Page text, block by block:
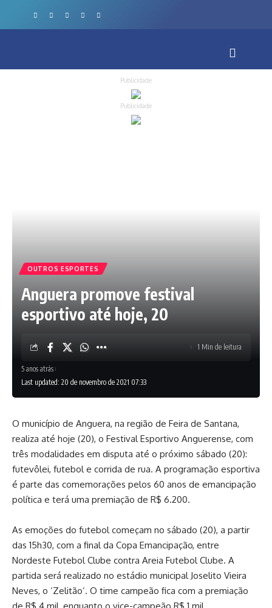
Publicidade
Publicidade
OUTROS ESPORTES
Anguera promove festival
esportivo até hoje, 20
Last updated: 20 de novembro de 2021 07:33
5 anos atrás
1 Min de leitura
O município de Anguera, na região de Feira de Santana,
realiza até hoje (20), o Festival Esportivo Anguerense, com
três modalidades em disputa até o próximo sábado (20):
futevôlei, futebol e corrida de rua. A programação esportiva
é parte das comemorações pelos 60 anos de emancipação
política e terá uma premiação de R$ 6.200.
As emoções do futebol começam no sábado (20), a partir
das 15h30, com a final da Copa Emancipação, entre
Nordeste Futebol Clube contra Areia Futebol Clube. A
partida será realizado no estádio municipal Joselito Vieira
Neves, o ‘Zelitão’. O time campeão fica com a premiação